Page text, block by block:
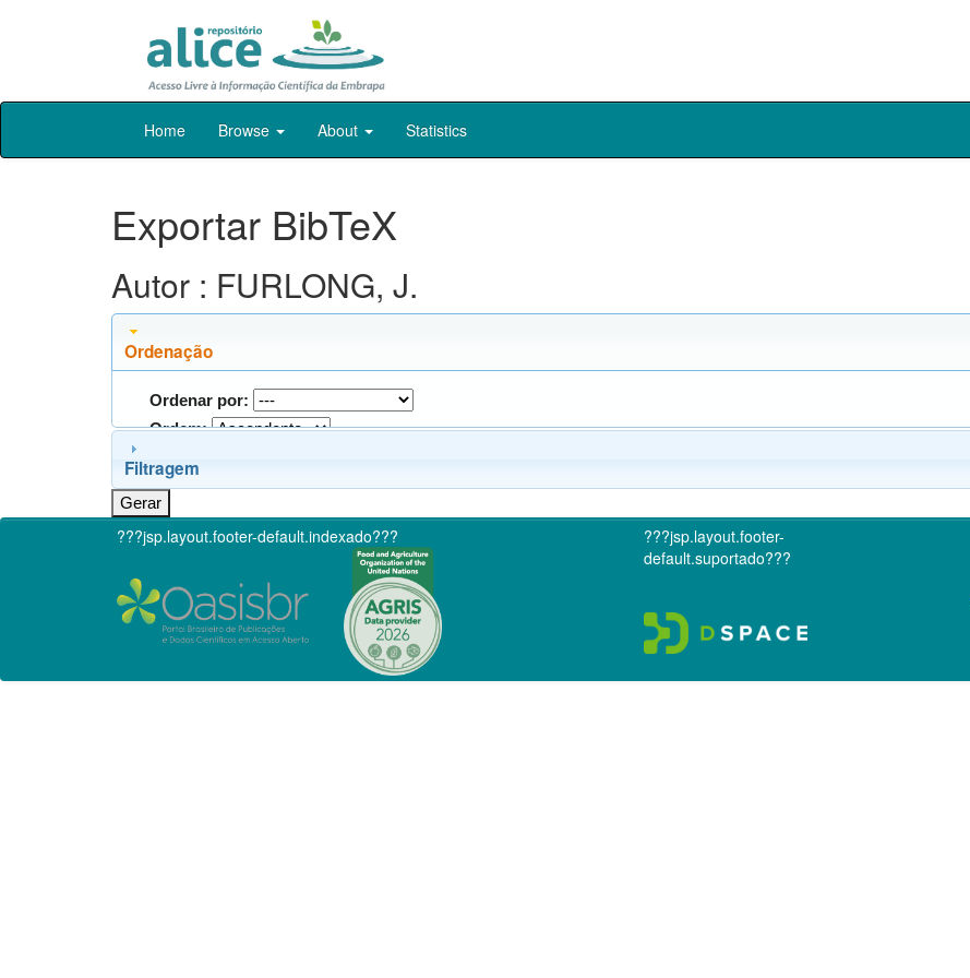
Skip
Home Browse About Statistics
Exportar BibTeX
Autor : FURLONG, J.
Ordenação
Ordenar por:
Ordem:
Filtragem
???jsp.layout.footer-default.indexado???
???jsp.layout.footer-
default.suportado???